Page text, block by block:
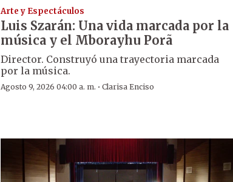
Arte y Espectáculos
Luis Szarán: Una vida marcada por la
música y el Mborayhu Porã
Director. Construyó una trayectoria marcada
por la música.
Agosto 9, 2026 04:00 a. m. ·Clarisa Enciso